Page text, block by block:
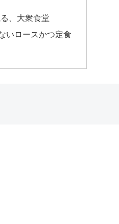
、大衆食堂
いロースかつ定食